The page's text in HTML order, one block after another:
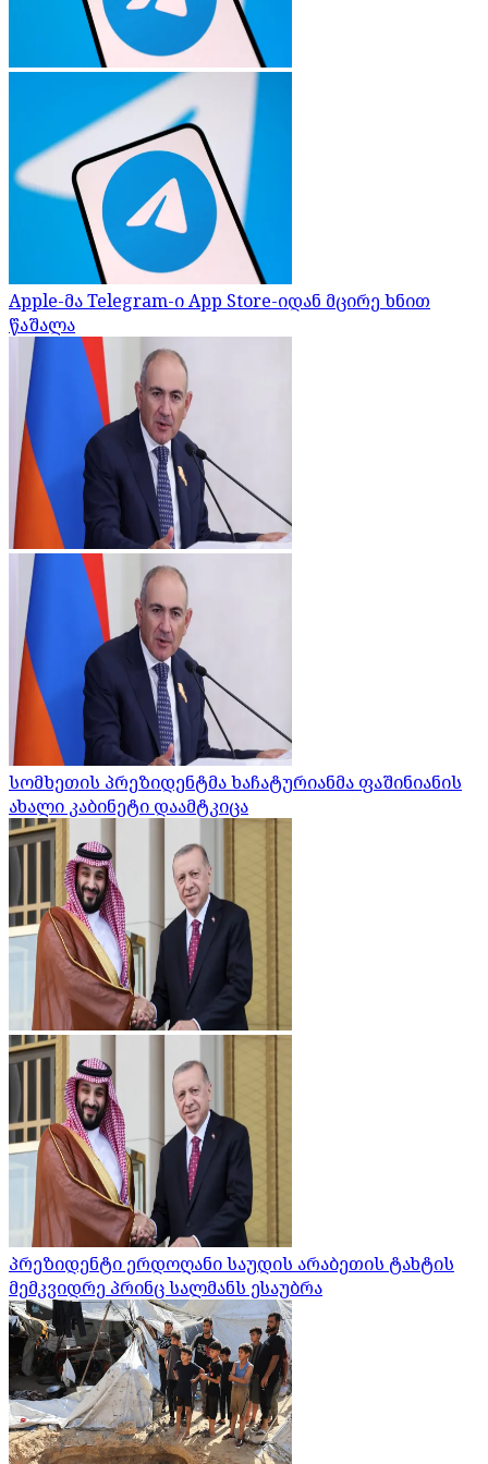
Apple-მა Telegram-ი App Store-იდან მცირე ხნით
წაშალა
სომხეთის პრეზიდენტმა ხაჩატურიანმა ფაშინიანის
ახალი კაბინეტი დაამტკიცა
პრეზიდენტი ერდოღანი საუდის არაბეთის ტახტის
მემკვიდრე პრინც სალმანს ესაუბრა